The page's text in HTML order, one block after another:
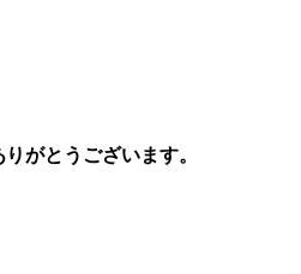
がとうございます。